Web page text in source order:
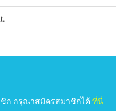
ก กรุณาสมัครสมาชิกได้ ที่นี่